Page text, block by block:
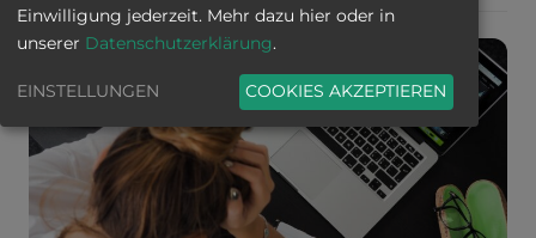
Einwilligung jederzeit. Mehr dazu hier oder in
unserer Datenschutzerklärung.
EINSTELLUNGEN COOKIES AKZEPTIEREN